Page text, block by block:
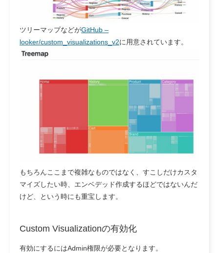
ツリーマップなどがGitHub –
looker/custom_visualizations_v2に用意されています。
もちろんここまで複雑なものではなく、すこしだけカスタ
マイズしたい時、エンベデッド作成するほどではないんだ
けど、という時にも重宝します。
Custom Visualizationの有効化
有効にするにはAdmin権限が必要となります。